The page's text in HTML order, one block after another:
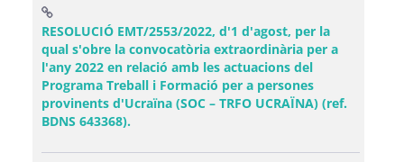
RESOLUCIÓ EMT/2553/2022, d'1 d'agost, per la
qual s'obre la convocatòria extraordinària per a
l'any 2022 en relació amb les actuacions del
Programa Treball i Formació per a persones
provinents d'Ucraïna (SOC – TRFO UCRAÏNA) (ref.
BDNS 643368).(Obre una finestra nova)